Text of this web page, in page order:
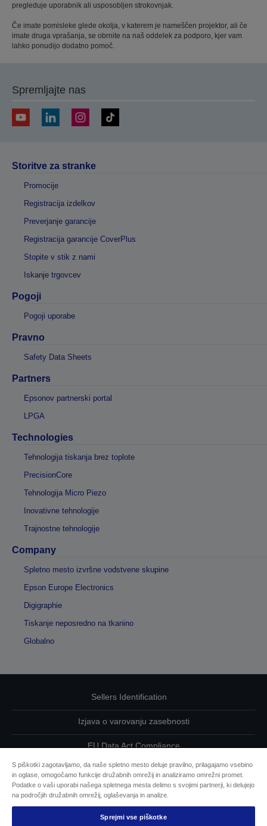
pregleduje uporabnik ali usposobljen strokovnjak.
Če imate pomisleke glede okolja, v katerem je nameščen projektor, ali če
imate druga vprašanja, se obrnite na naš oddelek za podporo, kjer vam
lahko ponudijo dodatno pomoč.
Spremljajte nas
Storitve za stranke
Promocije
Registracija izdelkov
Preverjanje garancije
Registracija garancije CoverPlus
Stopite v stik z nami
Iskanje trgovcev
Pogoji
Pogoji uporabe
Pravno
Safety Data Sheets
Partners
Epsonov partnerski portal
LPGA
Technologies
Tehnologija tiskanja brez toplote
PrecisionCore
Tehnologija Micro Piezo
Inovativne tehnologije
Trajnostne tehnologije
Company
Spletno mesto izvršne vodstvene skupine
Epson Europe Electronics
Digigraphie
Tiskanje neposredno na tkanino
Globalno
Sellers Identification
Izjava o varovanju zasebnosti
EU Data Act Compliance
Kontaktirajte nas glede svojih podatkov
Informacije o piškotkih
Epsonova zavezanost dostopnosti
S piškotki zagotavljamo, da naše spletno mesto deluje pravilno, prilagajamo vsebino
in oglase, omogočamo funkcije družabnih omrežij in analiziramo omrežni promet.
Podatke o vaši uporabi našega spletnega mesta delimo s svojimi partnerji, ki delujejo
na področjih družabnih omrežij, oglaševanja in analize.
Sprejmi vse piškotke